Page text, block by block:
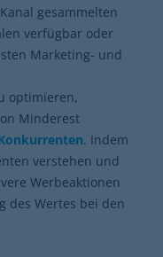
gesammelten
verfügbar oder
Marketing- und
optimieren,
Minderest
. Indem
verstehen und
Werbeaktionen
des Wertes bei den